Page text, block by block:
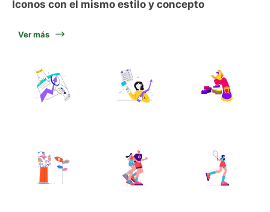
Iconos con el mismo estilo y concepto
Ver más